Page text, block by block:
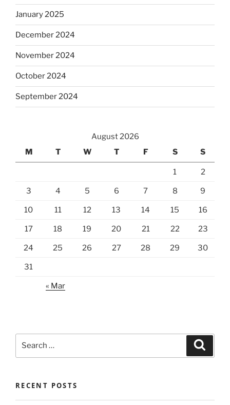
January 2025
December 2024
November 2024
October 2024
September 2024
August 2026
M
T W T F S S
1 2
3 4 5 6 7 8 9
10 11 12 13 14 15 16
17 18 19 20 21 22 23
24 25 26 27 28 29 30
31
« Mar
RECENT POSTS